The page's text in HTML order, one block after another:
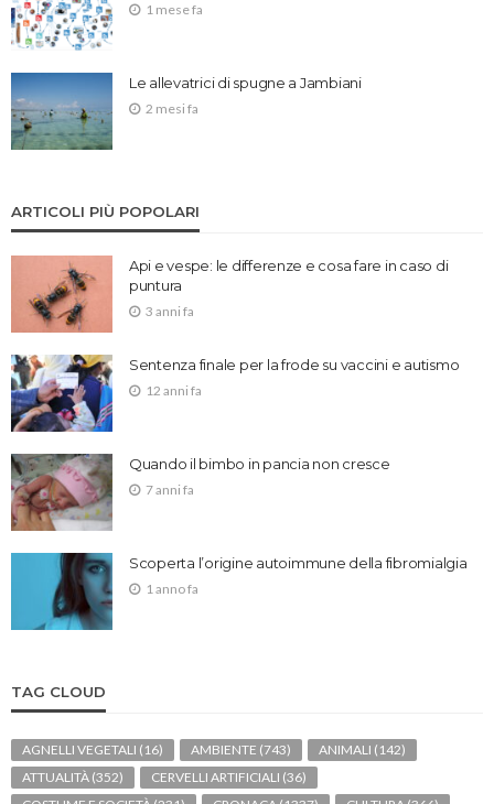
1 mese fa
Le allevatrici di spugne a Jambiani
2 mesi fa
ARTICOLI PIÙ POPOLARI
Api e vespe: le differenze e cosa fare in caso di
puntura
3 anni fa
Sentenza finale per la frode su vaccini e autismo
12 anni fa
Quando il bimbo in pancia non cresce
7 anni fa
Scoperta l’origine autoimmune della fibromialgia
1 anno fa
TAG CLOUD
AGNELLI VEGETALI (16) AMBIENTE (743) ANIMALI (142)
ATTUALITÀ (352) CERVELLI ARTIFICIALI (36)